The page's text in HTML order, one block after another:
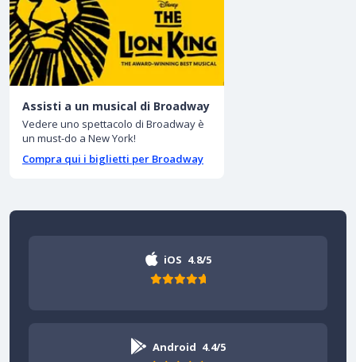
Assisti a un musical di Broadway
Vedere uno spettacolo di Broadway è
un must-do a New York!
Compra qui i biglietti per Broadway
iOS 4.8/5
Android 4.4/5